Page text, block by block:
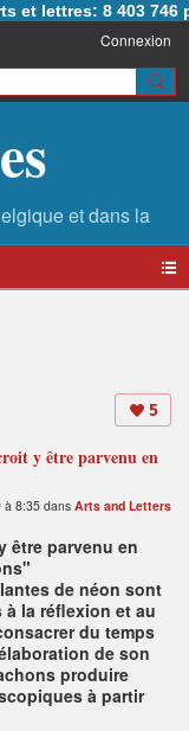
et lettres: 8 403 746
Connexion
5
y être parvenu en
à 8:35 dans Arts and Letters
être parvenu en
de néon sont
la réflexion et au
du temps
de son
produire
à partir